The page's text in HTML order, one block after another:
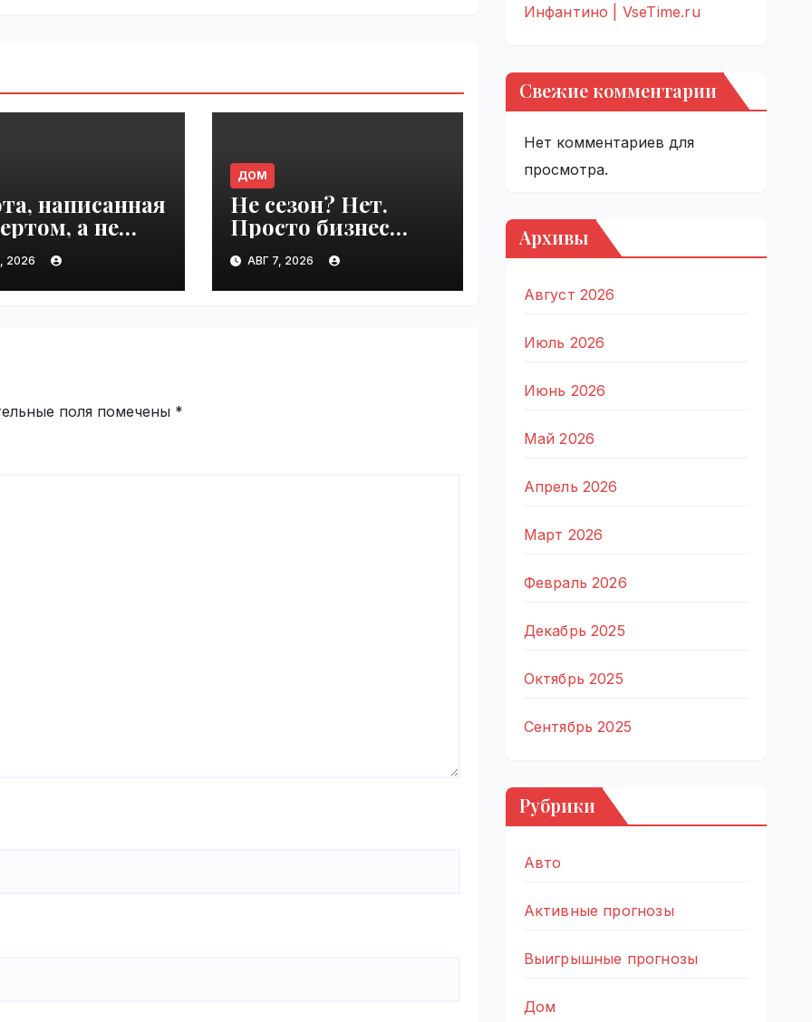
написанная
а не
|
2026
ДОМ
Не сезон? Нет.
Просто бизнес
привык, что
клиенты сами
приходят |
АВГ 7, 2026
поля помечены *
Инфантино | VseTime.ru
Свежие комментарии
Нет комментариев для
просмотра.
Архивы
Август 2026
Июль 2026
Июнь 2026
Май 2026
Апрель 2026
Март 2026
Февраль 2026
Декабрь 2025
Октябрь 2025
Сентябрь 2025
Рубрики
Авто
Активные прогнозы
Выигрышные прогнозы
Дом